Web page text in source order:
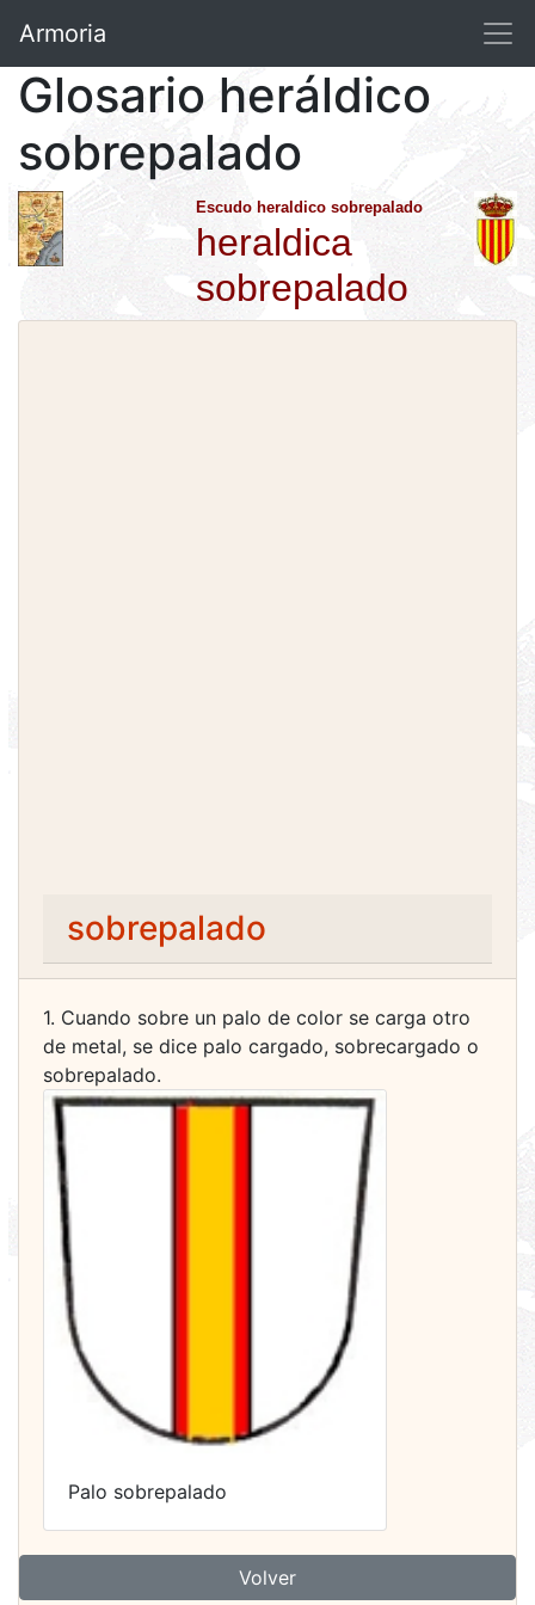
Armoria
Glosario heráldico
sobrepalado
Escudo heraldico sobrepalado
heraldica
sobrepalado
sobrepalado
1. Cuando sobre un palo de color se carga otro
de metal, se dice palo cargado, sobrecargado o
sobrepalado.
Palo sobrepalado
Volver